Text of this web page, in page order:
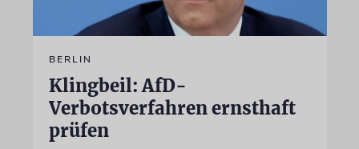
BERLIN
Klingbeil: AfD-
Verbotsverfahren ernsthaft
prüfen